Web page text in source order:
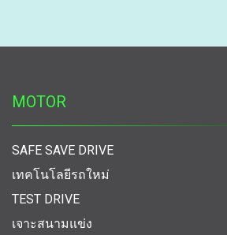
MOTOR
SAFE SAVE DRIVE
เทคโนโลยีรถใหม่
TEST DRIVE
เจาะสนามแข่ง